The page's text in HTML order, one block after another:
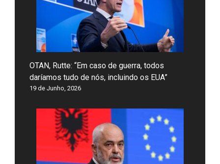
OTAN, Rutte: “Em caso de guerra, todos
daríamos tudo de nós, incluindo os EUA”
19 de Junho, 2026